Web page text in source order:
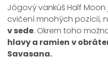
Jógový vankúš Half
cvičení mnohých pozícií,
v sede. Okrem toho
hlavy a ramien v
Savasana.